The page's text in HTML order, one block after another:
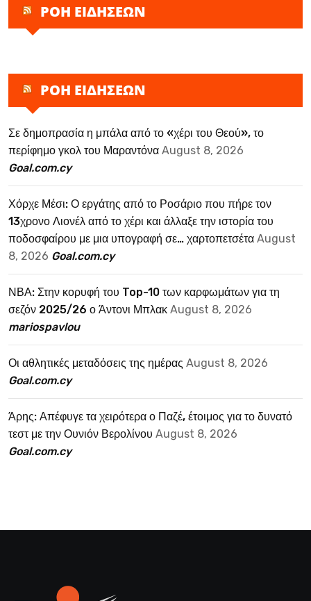
ΡΟΗ ΕΙΔΗΣΕΩΝ
ΡΟΗ ΕΙΔΗΣΕΩΝ
Σε δημοπρασία η μπάλα από το «χέρι του Θεού», το
περίφημο γκολ του Μαραντόνα August 8, 2026
Goal.com.cy
Χόρχε Μέσι: Ο εργάτης από το Ροσάριο που πήρε τον
13χρονο Λιονέλ από το χέρι και άλλαξε την ιστορία του
ποδοσφαίρου με μια υπογραφή σε… χαρτοπετσέτα August
8, 2026 Goal.com.cy
ΝΒΑ: Στην κορυφή του Top-10 των καρφωμάτων για τη
σεζόν 2025/26 ο Άντονι Μπλακ August 8, 2026
mariospavlou
Οι αθλητικές μεταδόσεις της ημέρας August 8, 2026
Goal.com.cy
Άρης: Απέφυγε τα χειρότερα ο Παζέ, έτοιμος για το δυνατό
τεστ με την Ουνιόν Βερολίνου August 8, 2026
Goal.com.cy